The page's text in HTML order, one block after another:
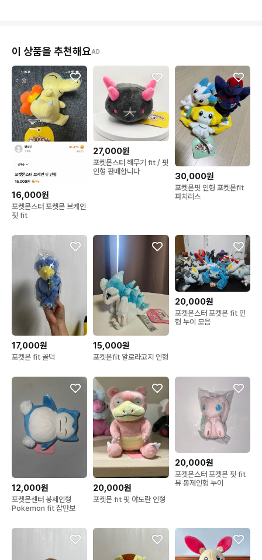
이 상품을 추천해요AD
16,000원
포켓몬스터 포켓몬 브케인
핏 fit
27,000원
포켓몬스터 해무기 fit / 핏
인형 판매합니다
30,000원
포켓몬핏 인형 포켓몬fit
파치리스
17,000원
포켓몬 fit 골덕
15,000원
포켓몬fit 알로라고지 인형
20,000원
포켓몬스터 포켓몬 fit 인
형 누이 모음
12,000원
포켓몬센터 봉제인형
Pokemon fit 잠만보
20,000원
포켓몬 fit 핏 야도란 인형
20,000원
포켓몬스터 포켓몬 핏 fit
뮤 봉제인형 누이